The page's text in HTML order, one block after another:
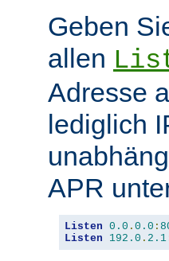
Geben
allen
Adresse
lediglich
APR
Listen 0.0 . 0.0 :
Listen
192.0 . 2.1